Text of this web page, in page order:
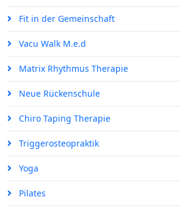
Fit in der Gemeinschaft
Vacu Walk M.e.d
Matrix Rhythmus Therapie
Neue Rückenschule
Chiro Taping Therapie
Triggerosteopraktik
Yoga
Pilates